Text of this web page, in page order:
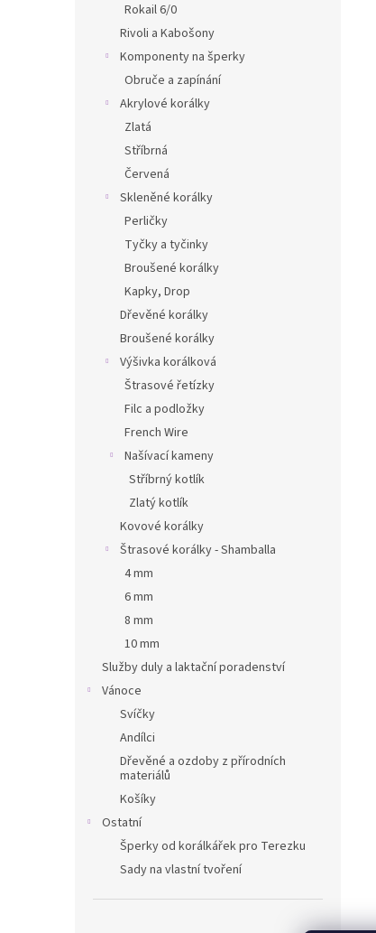
Rokail 6/0
Rivoli a Kabošony
Komponenty na šperky
Obruče a zapínání
Akrylové korálky
Zlatá
Stříbrná
Červená
Skleněné korálky
Perličky
Tyčky a tyčinky
Broušené korálky
Kapky, Drop
Dřevěné korálky
Broušené korálky
Výšivka korálková
Štrasové řetízky
Filc a podložky
French Wire
Našívací kameny
Stříbrný kotlík
Zlatý kotlík
Kovové korálky
Štrasové korálky - Shamballa
4 mm
6 mm
8 mm
10 mm
Služby duly a laktační poradenství
Vánoce
Svíčky
Andílci
Dřevěné a ozdoby z přírodních
materiálů
Košíky
Ostatní
Šperky od korálkářek pro Terezku
Sady na vlastní tvoření